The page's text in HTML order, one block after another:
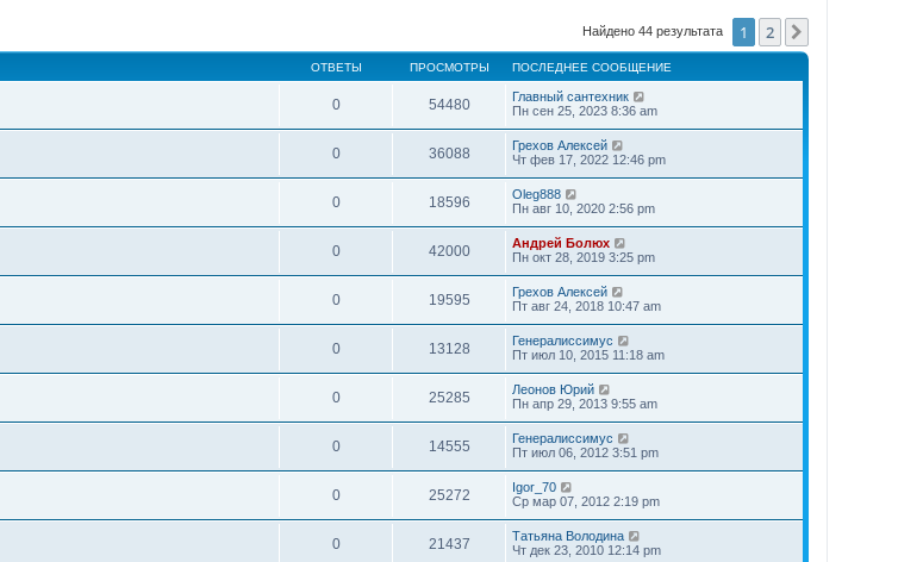
Найдено 44 результата 1 2
ОТВЕТЫ ПРОСМОТРЫ ПОСЛЕДНЕЕ СООБЩЕНИЕ
0 54480
Главный сантехник
Пн сен 25, 2023 8:36 am
0 36088
Грехов Алексей
Чт фев 17, 2022 12:46 pm
0 18596
Oleg888
Пн авг 10, 2020 2:56 pm
0 42000
Андрей Болюх
Пн окт 28, 2019 3:25 pm
0 19595
Грехов Алексей
Пт авг 24, 2018 10:47 am
0 13128
Генералиссимус
Пт июл 10, 2015 11:18 am
0 25285
Леонов Юрий
Пн апр 29, 2013 9:55 am
0 14555
Генералиссимус
Пт июл 06, 2012 3:51 pm
0 25272
Igor_70
Ср мар 07, 2012 2:19 pm
0 21437
Татьяна Володина
Чт дек 23, 2010 12:14 pm